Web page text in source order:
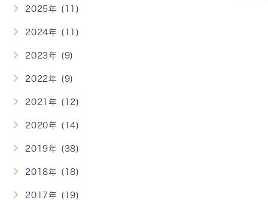
2025年 (11)
2024年 (11)
2023年 (9)
2022年 (9)
2021年 (12)
2020年 (14)
2019年 (38)
2018年 (18)
2017年 (19)